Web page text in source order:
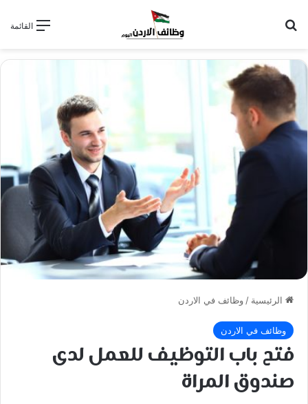
القائمة
الرئيسية /وظائف في الاردن
وظائف في الاردن
فتح باب التوظيف للعمل لدى
صندوق المراة